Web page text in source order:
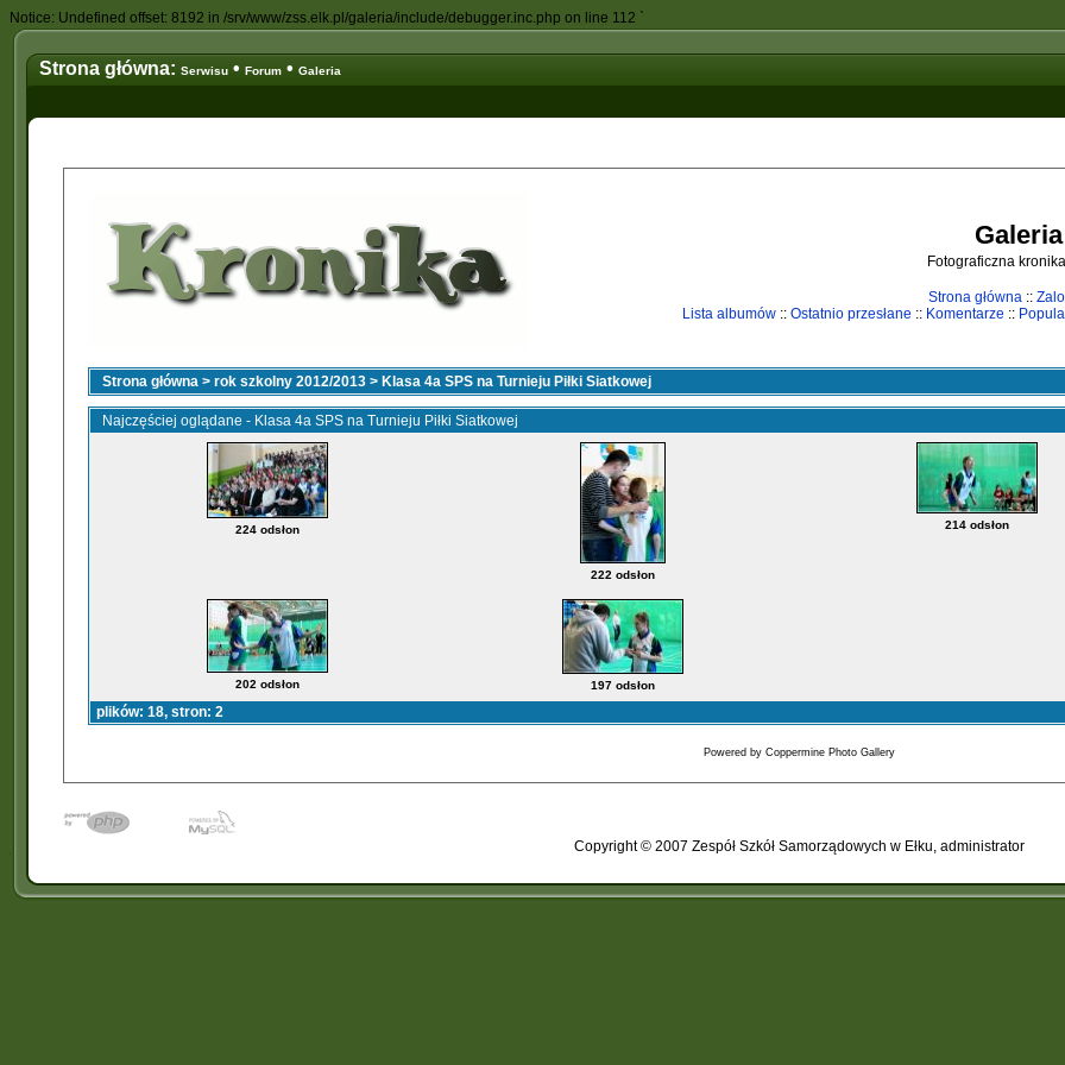
Notice: Undefined offset: 8192 in /srv/www/zss.elk.pl/galeria/include/debugger.inc.php on line 112 `
Strona główna: Serwisu • Forum • Galeria
Galeria
Fotograficzna
Strona główna ::
Lista albumów:: Ostatnio przesłane :: Komentarze ::
Strona główna > rok szkolny 2012/2013 > Klasa 4a SPS na Turnieju Piłki Siatkowej
Najczęściej oglądane - Klasa 4a SPS na Turnieju Piłki Siatkowej
224 odsłon
222 odsłon
214 odsłon
202 odsłon 197 odsłon
plików: 18, stron: 2
Powered by Coppermine Photo Gallery
Copyright © 2007 Zespół Szkół Samorządowych w Ełku, administrator